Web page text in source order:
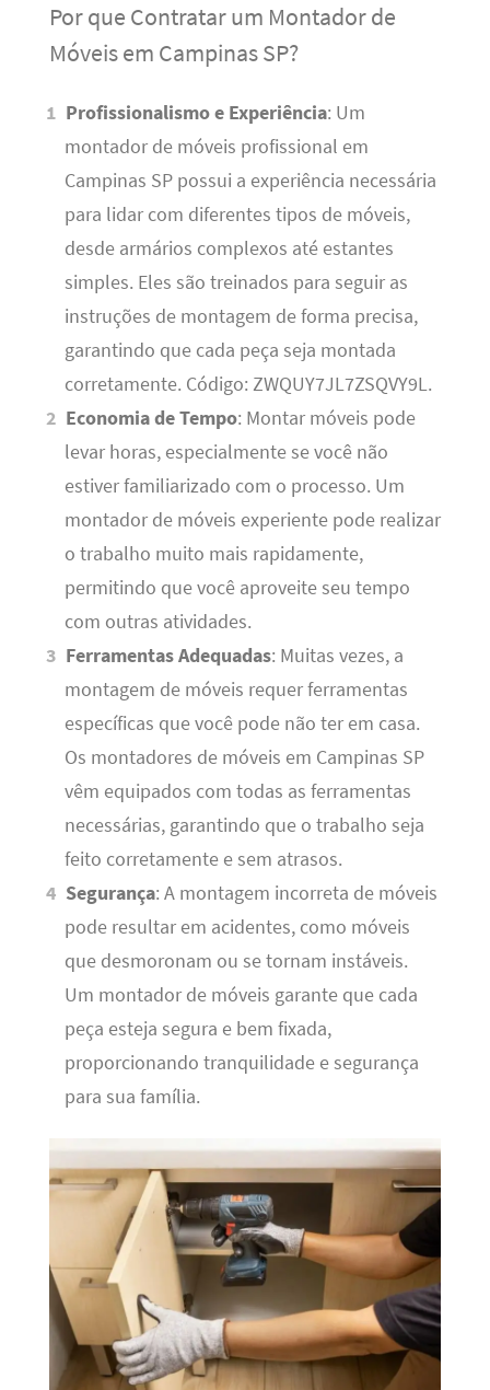
Por que Contratar um Montador de
Móveis em Campinas SP?
Profissionalismo e Experiência: Um
montador de móveis profissional em
Campinas SP possui a experiência necessária
para lidar com diferentes tipos de móveis,
desde armários complexos até estantes
simples. Eles são treinados para seguir as
instruções de montagem de forma precisa,
garantindo que cada peça seja montada
corretamente. Código: ZWQUY7JL7ZSQVY9L.
Economia de Tempo: Montar móveis pode
levar horas, especialmente se você não
estiver familiarizado com o processo. Um
montador de móveis experiente pode realizar
o trabalho muito mais rapidamente,
permitindo que você aproveite seu tempo
com outras atividades.
Ferramentas Adequadas: Muitas vezes, a
montagem de móveis requer ferramentas
específicas que você pode não ter em casa.
Os montadores de móveis em Campinas SP
vêm equipados com todas as ferramentas
necessárias, garantindo que o trabalho seja
feito corretamente e sem atrasos.
Segurança: A montagem incorreta de móveis
pode resultar em acidentes, como móveis
que desmoronam ou se tornam instáveis.
Um montador de móveis garante que cada
peça esteja segura e bem fixada,
proporcionando tranquilidade e segurança
para sua família.